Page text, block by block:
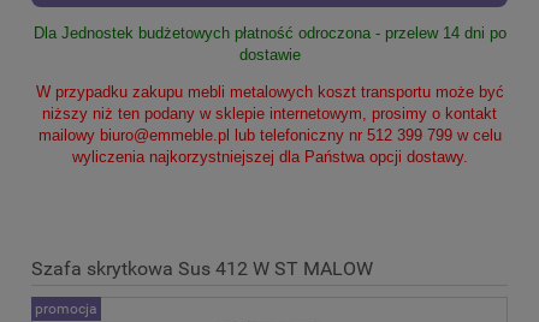
Dla Jednostek budżetowych płatność odroczona - przelew 14 dni po
dostawie
W przypadku zakupu mebli metalowych koszt transportu może być
niższy niż ten podany w sklepie internetowym, prosimy o kontakt
mailowy biuro@emmeble.pl
lub telefoniczny nr 512 399 799 w celu
wyliczenia najkorzystniejszej dla Państwa opcji dostawy.
Szafa skrytkowa Sus 412 W ST MALOW
promocja